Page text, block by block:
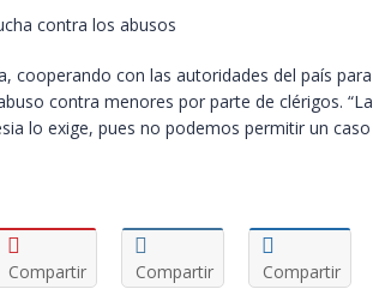
contra los abusos
cooperando con las autoridades del país para
contra menores por parte de clérigos. “La
lo exige, pues no podemos permitir un caso
Compartir
Compartir Compartir